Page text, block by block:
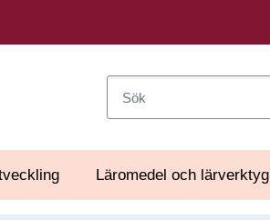
Läromedel och lärverktyg